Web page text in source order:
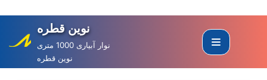
to
content
نوین قطره
نوار آبیاری 1000 متری
نوین قطره